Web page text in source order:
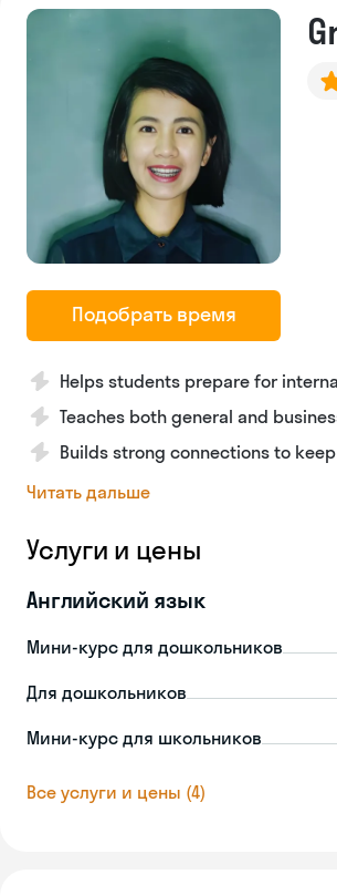
Подобрать время
Helps students prepare for
Teaches both general and
Builds strong connections to
Читать дальше
Услуги и цены
Английский язык
Мини-курс для дошкольников
Для дошкольников
Мини-курс для школьников
Все услуги и цены (4)